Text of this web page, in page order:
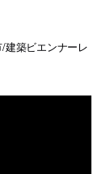
建築ビエンナーレ